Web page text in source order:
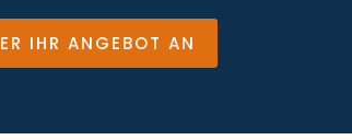
IHR ANGEBOT AN